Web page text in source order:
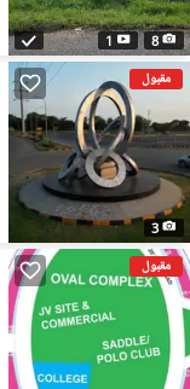
8
1
مقبول
3
مقبول